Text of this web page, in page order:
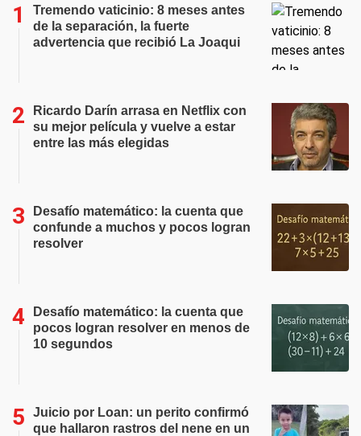
Tremendo vaticinio: 8 meses antes
de la separación, la fuerte
advertencia que recibió La Joaqui
Ricardo Darín arrasa en Netflix con
su mejor película y vuelve a estar
entre las más elegidas
Desafío matemático: la cuenta que
confunde a muchos y pocos logran
resolver
Desafío matemático: la cuenta que
pocos logran resolver en menos de
10 segundos
Juicio por Loan: un perito confirmó
que hallaron rastros del nene en un